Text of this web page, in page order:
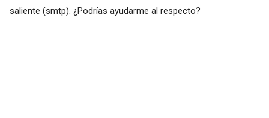
saliente (smtp). ¿Podrías ayudarme al respecto?